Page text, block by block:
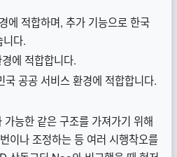
적합하며, 추가 기능으로 한국
다.
에 적합합니다.
공공 서비스 환경에 적합합니다.
능한 같은 구조를 가져가기 위해
이나 조정하는 등 여러 시행착오를